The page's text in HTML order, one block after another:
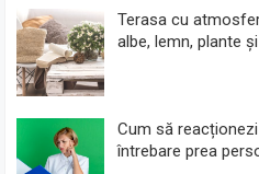
Terasa cu
albe, lemn, plante
Cum să
întrebare prea